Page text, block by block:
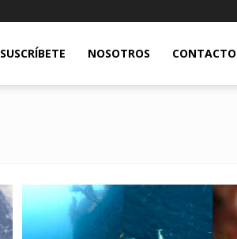
SUSCRÍBETE NOSOTROS CONTACTO